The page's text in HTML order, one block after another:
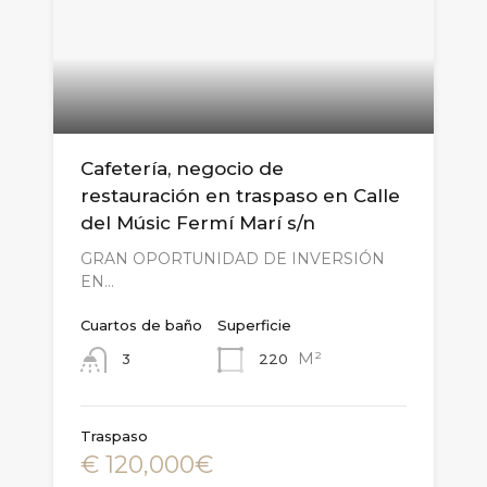
Cafetería, negocio de
restauración en traspaso en Calle
del Músic Fermí Marí s/n
GRAN OPORTUNIDAD DE INVERSIÓN
EN…
Cuartos de baño
3
Superficie
220
M²
Traspaso
€ 120,000€